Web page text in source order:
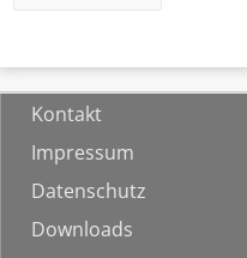
Kontakt
Impressum
Datenschutz
Downloads